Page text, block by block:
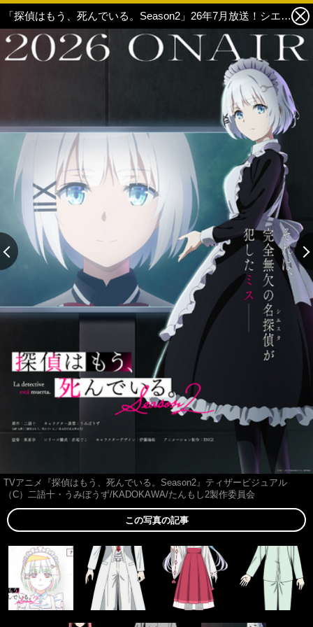
「探偵はもう、死んでいる。Season2」26年7月放送！シエスタらの新録ボイス聴けるPVも公開 7枚目の写真・画像
TVアニメ『探偵はもう、死んでいる。Season2』ティザービジュアル
（C）二語十・うみぼうず/KADOKAWA/たんもし2製作委員会
この写真の記事